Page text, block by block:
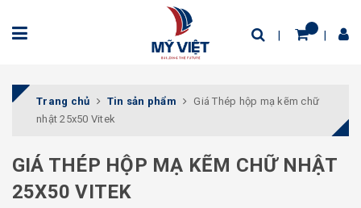
Trang chủ Tin sản phẩm
Giá Thép hộp mạ kẽm chữ
nhật 25x50 Vitek
GIÁ THÉP HỘP MẠ KẼM CHỮ NHẬT
25X50 VITEK